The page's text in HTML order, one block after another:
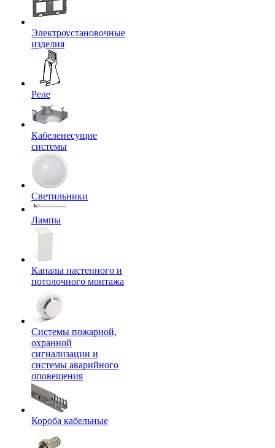
Электроустановочные
изделия
Реле
Кабеленесущие
системы
Светильники
Лампы
Каналы настенного и
потолочного монтажа
Системы пожарной,
охранной
сигнализации и
системы аварийного
оповещения
Короба кабельные